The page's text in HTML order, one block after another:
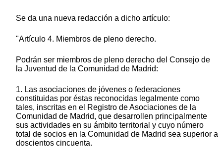
Se da una nueva redacción a dicho artículo:
"Artículo 4. Miembros de pleno derecho.
Podrán ser miembros de pleno derecho del Consejo de
la Juventud de la Comunidad de Madrid:
1. Las asociaciones de jóvenes o federaciones
constituidas por éstas reconocidas legalmente como
tales, inscritas en el Registro de Asociaciones de la
Comunidad de Madrid, que desarrollen principalmente
sus actividades en su ámbito territorial y cuyo número
total de socios en la Comunidad de Madrid sea superior a
doscientos cincuenta.